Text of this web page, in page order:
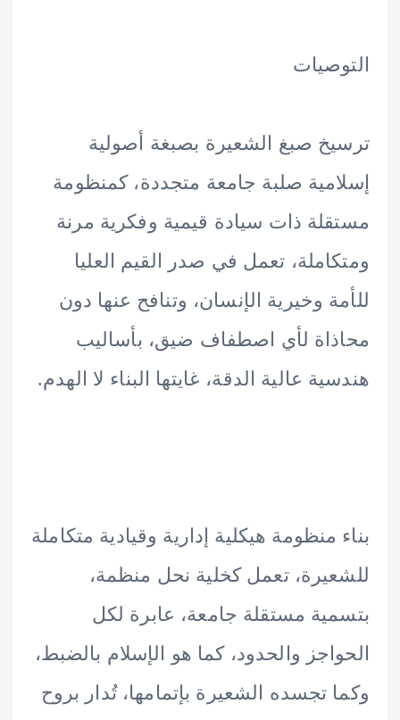
صبغ الشعيرة بصبغة أصولية
صلبة جامعة متجددة، كمنظومة
ذات سيادة قيمية وفكرية مرنة
تعمل في صدر القيم العليا
وخيرية الإنسان، وتنافح عنها دون
لأي اصطفاف ضيق، بأساليب
عالية الدقة، غايتها البناء لا الهدم.
منظومة هيكلية إدارية وقيادية متكاملة
تعمل كخلية نحل منظمة،
مستقلة جامعة، عابرة لكل
والحدود، كما هو الإسلام بالضبط،
تجسده الشعيرة بإتمامها، تُدار بروح